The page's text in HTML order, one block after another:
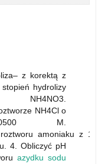
z korektą z
hydrolizy
NH4Cl o
M.
amoniaku z
4. Obliczyć pH
azydku sodu